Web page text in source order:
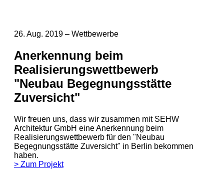
26. Aug. 2019 – Wettbewerbe
Anerkennung beim
Realisierungswettbewerb
"Neubau Begegnungsstätte
Zuversicht"
Wir freuen uns, dass wir zusammen mit SEHW
Architektur GmbH eine Anerkennung beim
Realisierungswettbewerb für den "Neubau
Begegnungsstätte Zuversicht" in Berlin bekommen
haben.
> Zum Projekt